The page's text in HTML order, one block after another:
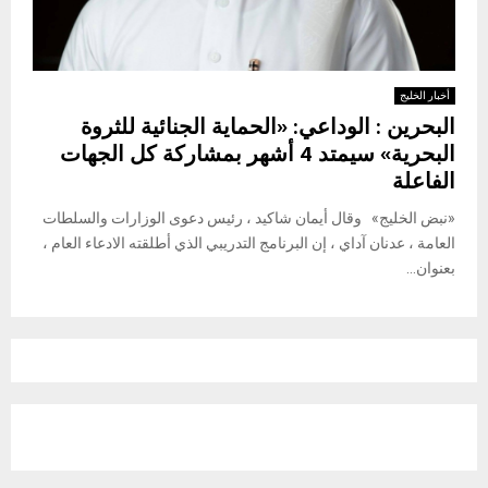
أخبار الخليج
البحرين : الوداعي: «الحماية الجنائية للثروة
البحرية» سيمتد 4 أشهر بمشاركة كل الجهات
الفاعلة
«نبض الخليج» وقال أيمان شاكيد ، رئيس دعوى الوزارات والسلطات
العامة ، عدنان آداي ، إن البرنامج التدريبي الذي أطلقته الادعاء العام ،
بعنوان...